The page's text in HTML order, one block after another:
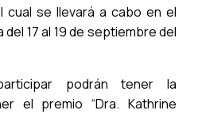
cual se llevará a cabo en el
17 al 19 de septiembre del
podrán tener la
el premio “Dra. Kathrine